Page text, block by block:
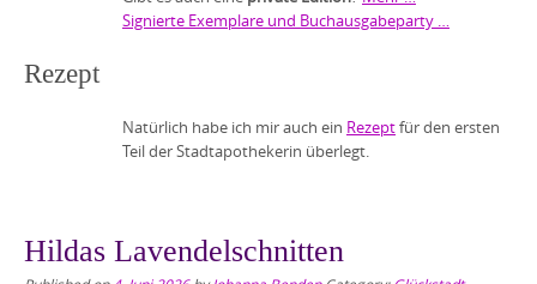
Signierte Exemplare und Buchausgabeparty …
Rezept
Natürlich habe ich mir auch ein Rezeptfür den ersten
Teil der Stadtapothekerin überlegt.
Hildas Lavendelschnitten